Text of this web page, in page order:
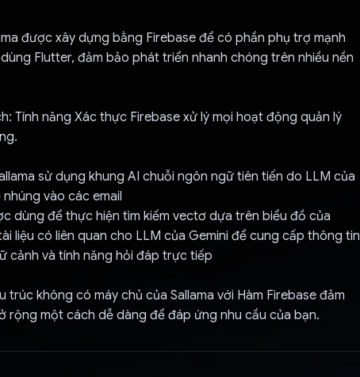
được xây dựng bằng Firebase để có phần phụ trợ mạnh
Flutter, đảm bảo phát triển nhanh chóng trên nhiều nền
Tính năng Xác thực Firebase xử lý mọi hoạt động quản lý
sử dụng khung AI chuỗi ngôn ngữ tiên tiến do LLM của
vào các email
dùng để thực hiện tìm kiếm vectơ dựa trên biểu đồ của
liệu có liên quan cho LLM của Gemini để cung cấp thông tin
cảnh và tính năng hỏi đáp trực tiếp
trúc không có máy chủ của Sallama với Hàm Firebase đảm
rộng một cách dễ dàng để đáp ứng nhu cầu của bạn.